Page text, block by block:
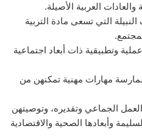
العربية الأصيلة.
التي تسعى مادة التربية
وتطبيقية ذات أبعاد اجتماعية
مهارات مهنية تمكنهن من
الجماعي وتقديره، وتوصيتهن
وأبعادها الصحية والاقتصادية